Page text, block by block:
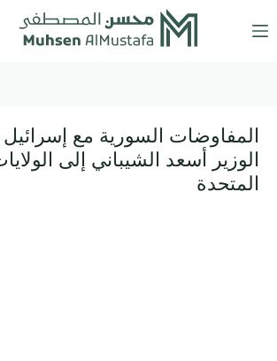
إلى
المحتوى
المفاوضات السورية مع إسرائيل
الوزير أسعد الشيباني إلى
المتحدة